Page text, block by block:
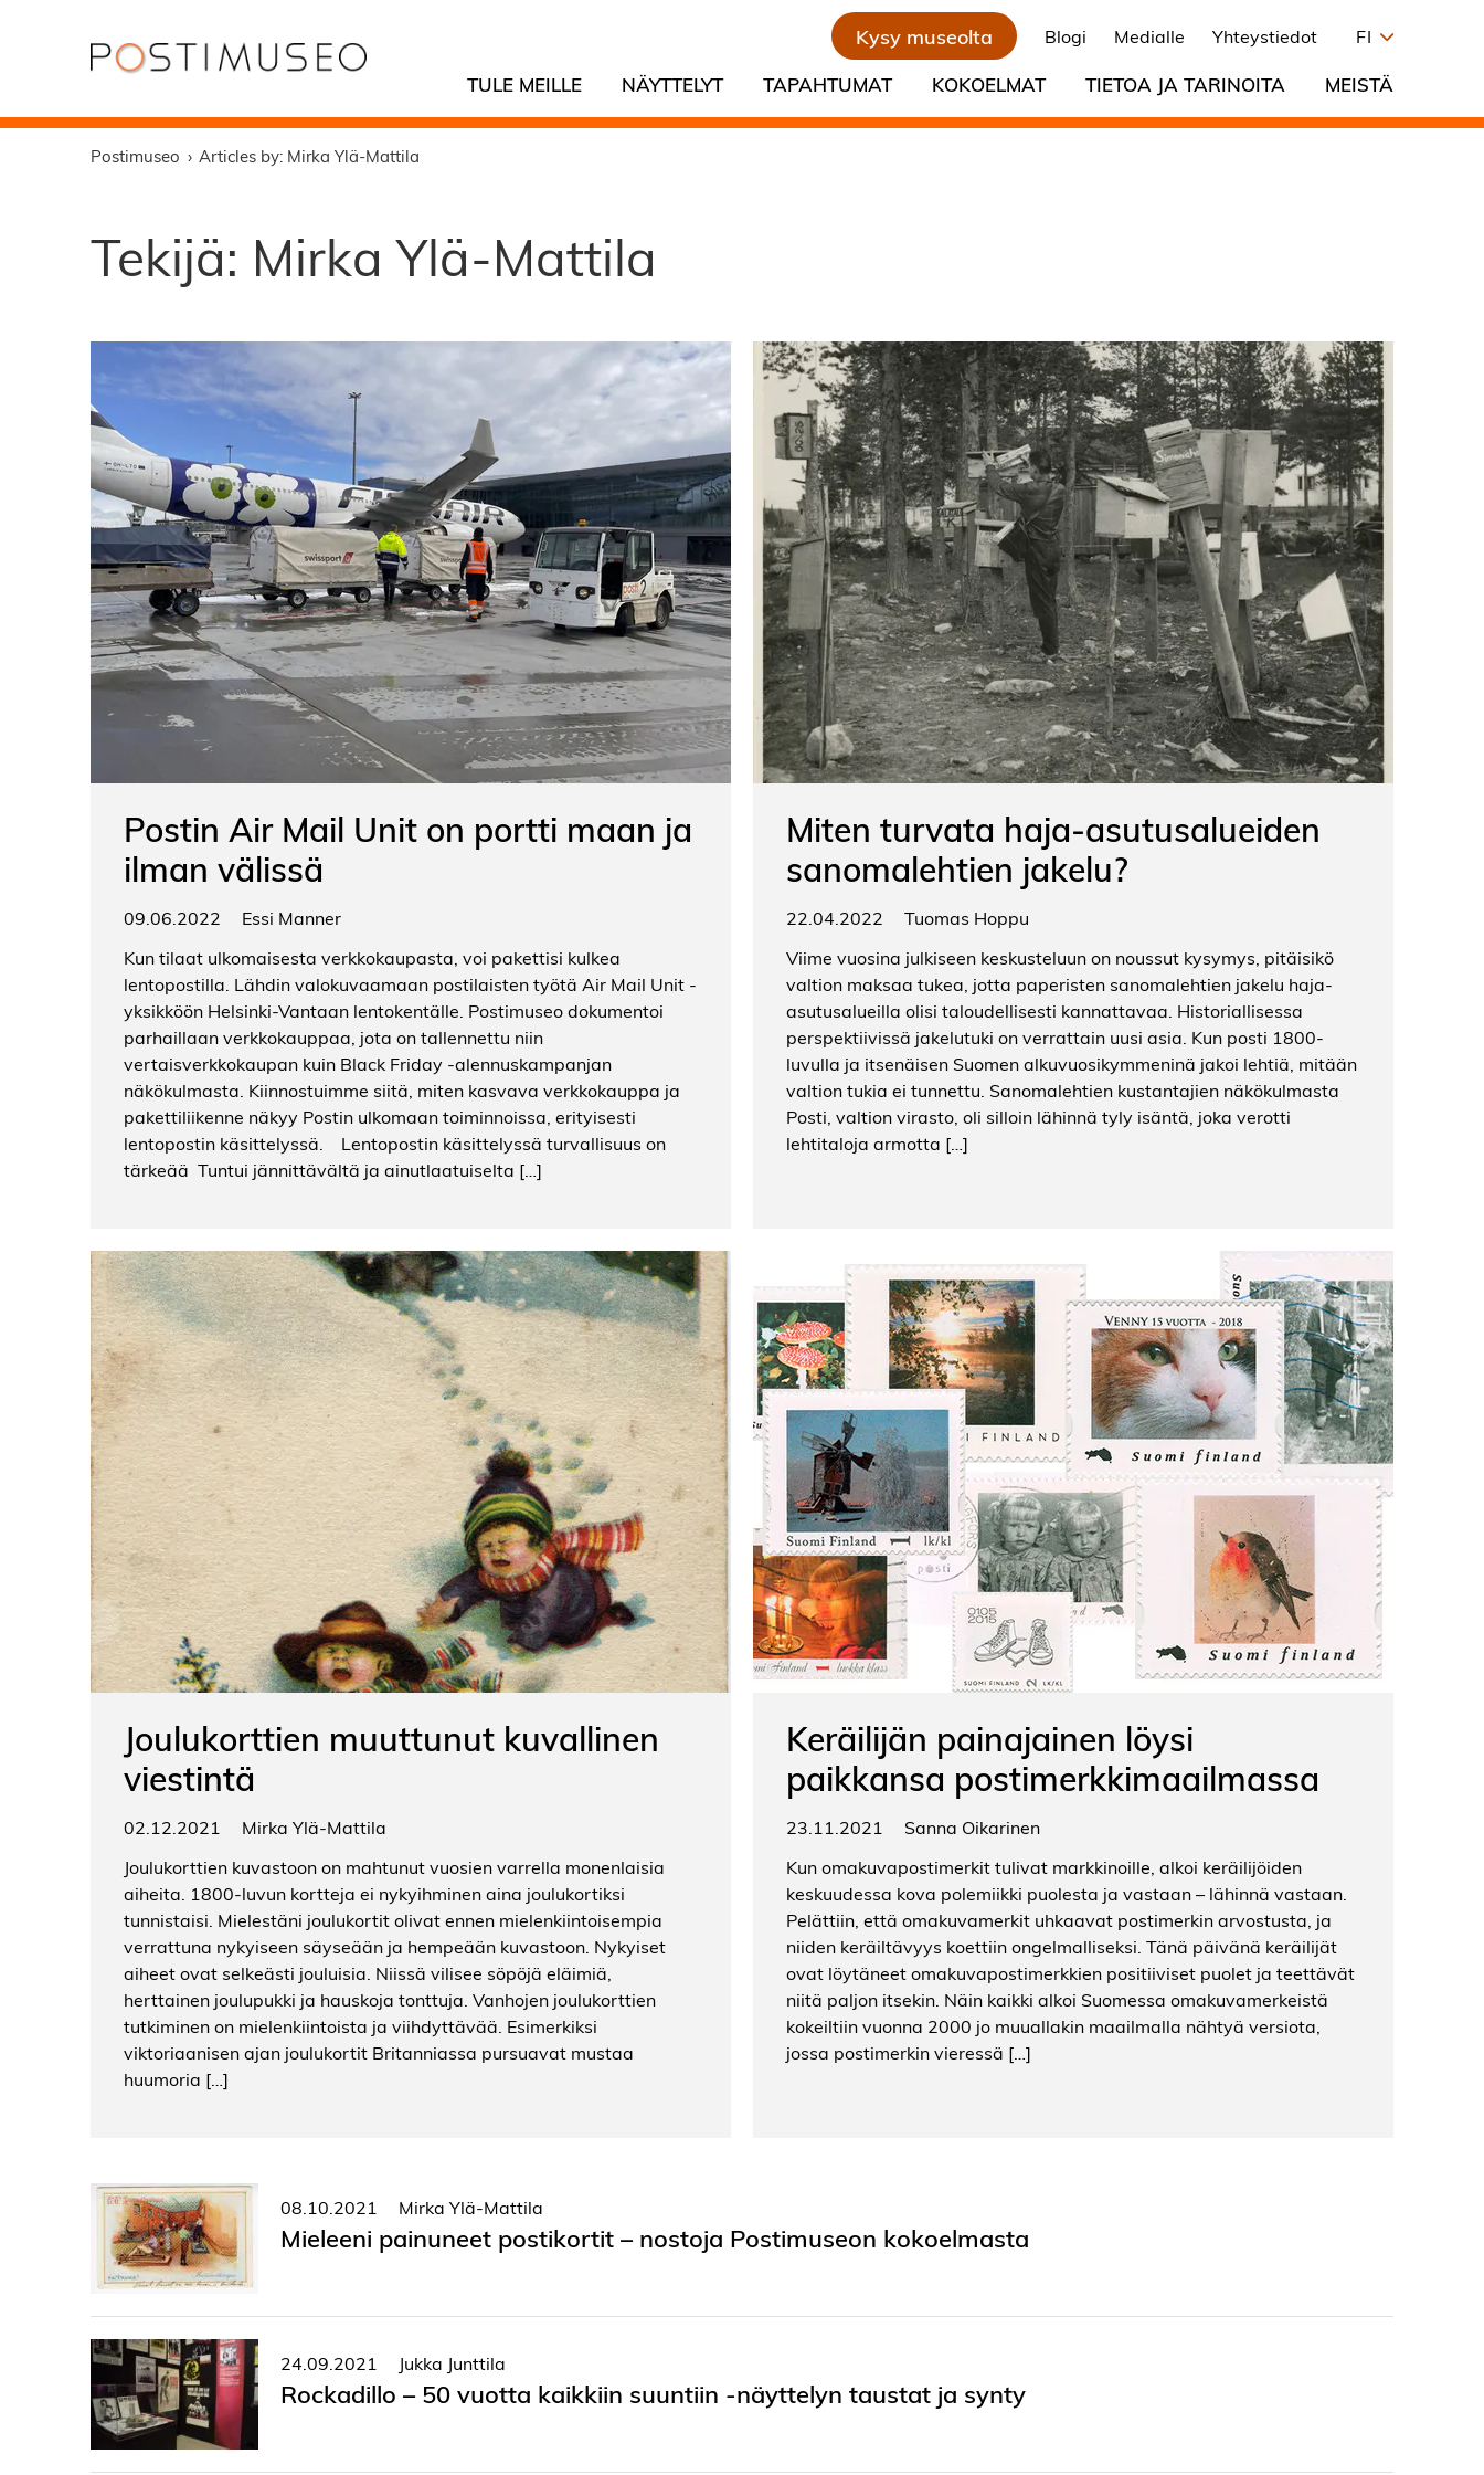
Kysy museolta Blogi Medialle Yhteystiedot FI
TULE MEILLE NÄYTTELYT TAPAHTUMAT KOKOELMAT TIETOA JA TARINOITA MEISTÄ
Postimuseo Articles by: Mirka Ylä-Mattila
Tekijä: Mirka Ylä-Mattila
Postin Air Mail Unit on portti maan ja
ilman välissä
09.06.2022
Essi Manner
Kun tilaat ulkomaisesta verkkokaupasta, voi pakettisi kulkea
lentopostilla. Lähdin valokuvaamaan postilaisten työtä Air Mail Unit -
yksikköön Helsinki-Vantaan lentokentälle. Postimuseo dokumentoi
parhaillaan verkkokauppaa, jota on tallennettu niin
vertaisverkkokaupan kuin Black Friday -alennuskampanjan
näkökulmasta. Kiinnostuimme siitä, miten kasvava verkkokauppa ja
pakettiliikenne näkyy Postin ulkomaan toiminnoissa, erityisesti
lentopostin käsittelyssä. Lentopostin käsittelyssä turvallisuus on
tärkeää Tuntui jännittävältä ja ainutlaatuiselta […]
Miten turvata haja-asutusalueiden
sanomalehtien jakelu?
22.04.2022
Tuomas Hoppu
Viime vuosina julkiseen keskusteluun on noussut kysymys, pitäisikö
valtion maksaa tukea, jotta paperisten sanomalehtien jakelu haja-
asutusalueilla olisi taloudellisesti kannattavaa. Historiallisessa
perspektiivissä jakelutuki on verrattain uusi asia. Kun posti 1800-
luvulla ja itsenäisen Suomen alkuvuosikymmeninä jakoi lehtiä, mitään
valtion tukia ei tunnettu. Sanomalehtien kustantajien näkökulmasta
Posti, valtion virasto, oli silloin lähinnä tyly isäntä, joka verotti
lehtitaloja armotta […]
Joulukorttien muuttunut kuvallinen
viestintä
02.12.2021
Mirka Ylä-Mattila
Joulukorttien kuvastoon on mahtunut vuosien varrella monenlaisia
aiheita. 1800-luvun kortteja ei nykyihminen aina joulukortiksi
tunnistaisi. Mielestäni joulukortit olivat ennen mielenkiintoisempia
verrattuna nykyiseen säyseään ja hempeään kuvastoon. Nykyiset
aiheet ovat selkeästi jouluisia. Niissä vilisee söpöjä eläimiä,
herttainen joulupukki ja hauskoja tonttuja. Vanhojen joulukorttien
tutkiminen on mielenkiintoista ja viihdyttävää. Esimerkiksi
viktoriaanisen ajan joulukortit Britanniassa pursuavat mustaa
huumoria […]
Keräilijän painajainen löysi
paikkansa postimerkkimaailmassa
23.11.2021
Sanna Oikarinen
Kun omakuvapostimerkit tulivat markkinoille, alkoi keräilijöiden
keskuudessa kova polemiikki puolesta ja vastaan – lähinnä vastaan.
Pelättiin, että omakuvamerkit uhkaavat postimerkin arvostusta, ja
niiden keräiltävyys koettiin ongelmalliseksi. Tänä päivänä keräilijät
ovat löytäneet omakuvapostimerkkien positiiviset puolet ja teettävät
niitä paljon itsekin. Näin kaikki alkoi Suomessa omakuvamerkeistä
kokeiltiin vuonna 2000 jo muuallakin maailmalla nähtyä versiota,
jossa postimerkin vieressä […]
08.10.2021 Mirka Ylä-Mattila
Mieleeni painuneet postikortit – nostoja Postimuseon kokoelmasta
24.09.2021 Jukka Junttila
Rockadillo – 50 vuotta kaikkiin suuntiin -näyttelyn taustat ja synty